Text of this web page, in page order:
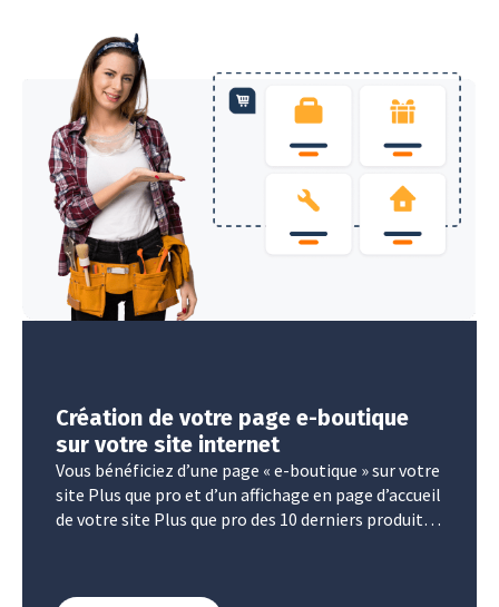
Création de votre page e-boutique
sur votre site internet
Vous bénéficiez d’une page « e-boutique » sur votre
site Plus que pro et d’un affichage en page d’accueil
de votre site Plus que pro des 10 derniers produits